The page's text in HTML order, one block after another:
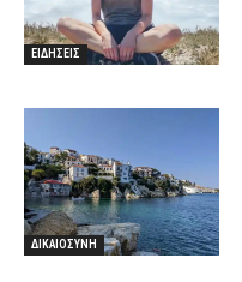
ΕΙΔΗΣΕΙΣ
ΔΙΚΑΙΟΣΥΝΗ